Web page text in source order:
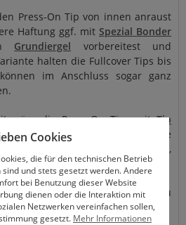
Press-On Tip von innen anraust
Haftung ggf. mit Spezial Bonder
Grundiergel vorbereitest und
halten die Fullcover Tips bis
im Anschluss sogar ganz
wäre die Press-On Tips mitTip
Klebepads
zu befestigen. Je
deine Nägel beanspruchst,
bis hin zu einer Woche.
rund um Press-On Tips, schau
Videosan.
Cookies
die für den technischen Betrieb
und stets gesetzt werden. Andere
bei Benutzung dieser Website
dienen oder die Interaktion mit
Netzwerken vereinfachen sollen,
gesetzt. Mehr Informationen